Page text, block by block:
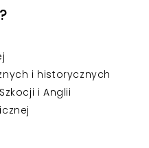
i historycznych
i Anglii